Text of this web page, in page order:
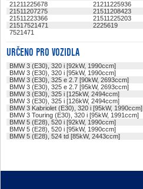
21211225678
21211225936
21511207275
21511208423
21511223366
21511225203
21517521471
2225619
7521471
URČENO PRO VOZIDLA
BMW 3 (E30), 320 i [92kW, 1990ccm]
BMW 3 (E30), 320 i [95kW, 1990ccm]
BMW 3 (E30), 325 e 2.7 [90kW, 2693ccm]
BMW 3 (E30), 325 e 2.7 [95kW, 2693ccm]
BMW 3 (E30), 325 i [125kW, 2494ccm]
BMW 3 (E30), 325 i [126kW, 2494ccm]
BMW 3 Kabriolet (E30), 320 i [95kW, 1990ccm]
BMW 3 Touring (E30), 320 i [95kW, 1991ccm]
BMW 5 (E28), 520 i [92kW, 1990ccm]
BMW 5 (E28), 520 i [95kW, 1990ccm]
BMW 5 (E28), 524 td [85kW, 2443ccm]